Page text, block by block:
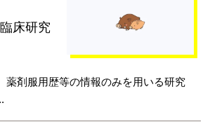
床研究
薬剤服用歴等の情報のみを用いる研究